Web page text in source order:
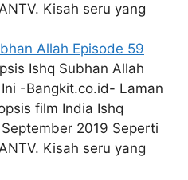
Kisah seru yang
Allah Episode 59
Ishq Subhan Allah
-Bangkit.co.id- Laman
film India Ishq
2019 Seperti
Kisah seru yang